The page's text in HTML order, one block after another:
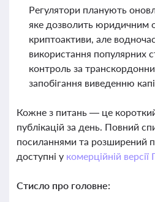
Регулятори планують
яке дозволить юридичним
криптоактиви, але
використання популярних
контроль за
запобігання виведенню
Кожне з питань — це
публікацій за день. Повний
посиланнями та розширений
доступні у комерційній
Стисло про головне: